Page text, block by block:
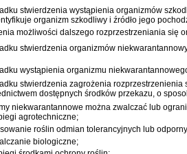
stwierdzenia wystąpienia organizmów
organizm szkodliwy i źródło jego
możliwości dalszego rozprzestrzeniania się
stwierdzenia organizmów
wystąpienia organizmu
stwierdzenia zagrożenia
dostępnych środków przekazu, o
niekwarantannowe można zwalczać lub
agrotechniczne;
roślin odmian tolerancyjnych lub
biologiczne;